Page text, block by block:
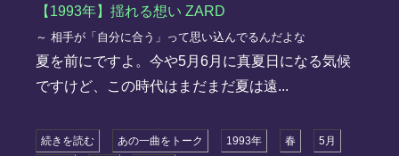
【1993年】揺れる想い ZARD
～ 相手が「自分に合う」って思い込んでるんだよな
夏を前にですよ。今や5月6月に真夏日になる気候
ですけど、この時代はまだまだ夏は遠...
続きを読む あの一曲をトーク 1993年 春
5月